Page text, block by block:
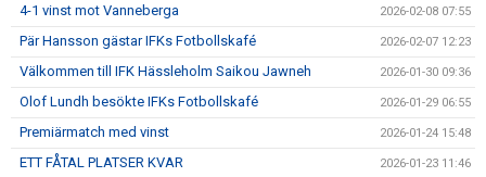
4-1 vinst mot Vanneberga 2026-02-08 07:55
Pär Hansson gästar IFKs Fotbollskafé 2026-02-07 12:23
Välkommen till IFK Hässleholm Saikou Jawneh 2026-01-30 09:36
Olof Lundh besökte IFKs Fotbollskafé 2026-01-29 06:55
Premiärmatch med vinst 2026-01-24 15:48
ETT FÅTAL PLATSER KVAR 2026-01-23 11:46